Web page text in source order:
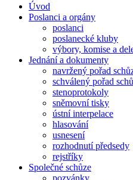
Úvod
Poslanci a orgány
poslanci
poslanecké kluby
výbory, komise a
Jednání a dokumenty
navržený pořad
schválený pořad
stenoprotokoly
sněmovní tisky
ústní interpelace
hlasování
usnesení
rozhodnutí předsedy
rejstříky
Společné schůze
pozvánky